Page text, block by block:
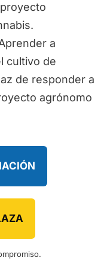
a
cultivo de
de responder a
agrónomo